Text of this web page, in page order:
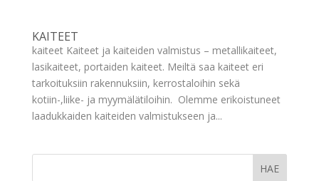
KAITEET
kaiteet Kaiteet ja kaiteiden valmistus – metallikaiteet,
lasikaiteet, portaiden kaiteet. Meiltä saa kaiteet eri
tarkoituksiin rakennuksiin, kerrostaloihin sekä
kotiin-,liike- ja myymälätiloihin. Olemme erikoistuneet
laadukkaiden kaiteiden valmistukseen ja...
HAE